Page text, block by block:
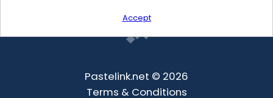
Accept
Pastelink.net © 2026
Terms & Conditions